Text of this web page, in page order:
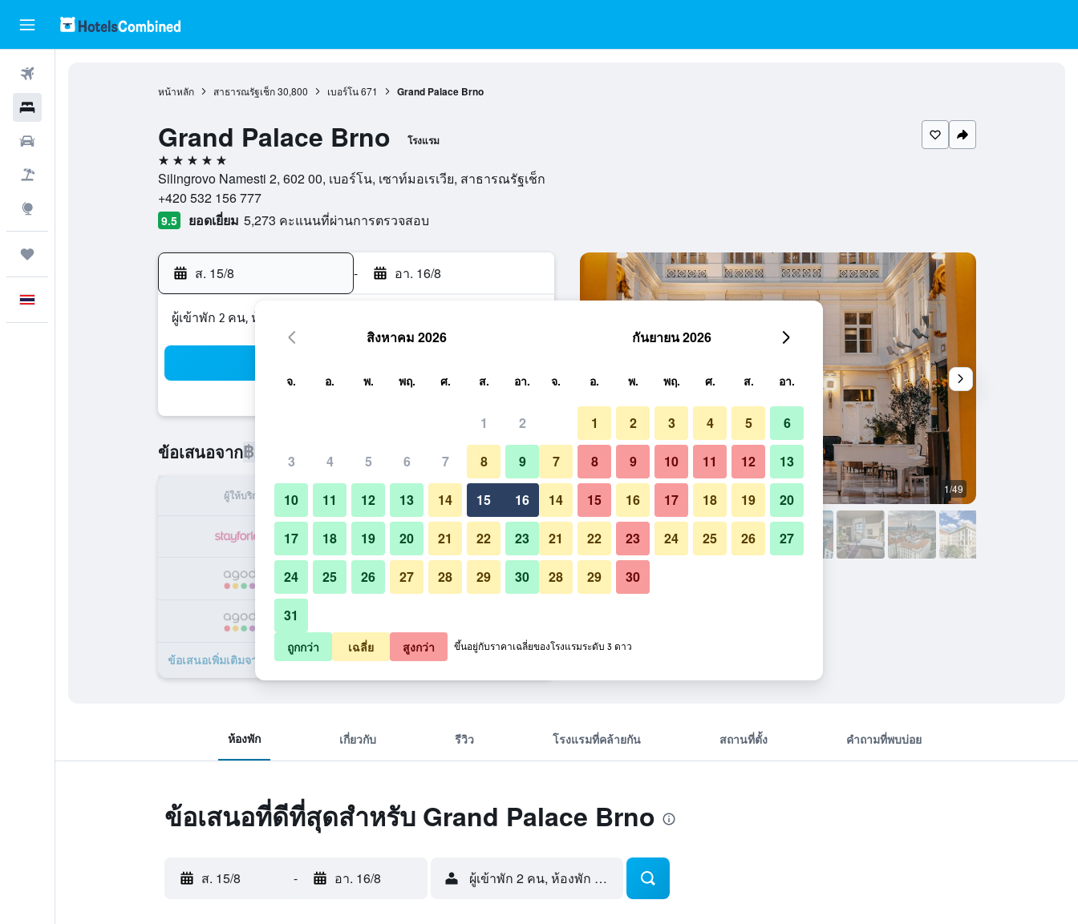
หน้าหลัก สาธารณรัฐเช็ก 30,800 เบอร์โน 671 Grand Palace Brno
Grand Palace Brno โรงแรม
5 ดาว
Silingrovo Namesti 2, 602 00, เบอร์โน, เซาท์มอเรเวีย, สาธารณรัฐเช็ก
+420 532 156 777
9.5 ยอดเยี่ยม 5,273 คะแนนที่ผ่านการตรวจสอบ
ส. 15/8 - อา. 16/8
ผู้เข้าพัก 2 คน, ห้องพัก 1 ห้อง
ข้อเสนอจาก฿2,197
ผู้ให้บริการ ทั้งหมด (ต่อคืน)
฿2,197 เช็คดีล
฿3,626 เช็คดีล
ข้อเสนอเพิ่มเติมจาก Grand Palace Brno 47 รายการ
ล็อบบี้ 1/49
รูปภาพของ Grand Palace Brno
ห้องพัก เกี่ยวกับ รีวิว โรงแรมที่คล้ายกัน สถานที่ตั้ง คำถามที่พบบ่อย
ข้อเสนอที่ดีที่สุดสำหรับ Grand Palace Brno
ส. 15/8 - อา. 16/8 ผู้เข้าพัก 2 คน, ห้องพัก 1 ห้อง
สิงหาคม 2026
จ. อ. พ. พฤ. ศ. ส. อา.
1 2
3 4 5 6 7 8 9
10 11 12 13 14 15 16
17 18 19 20 21 22 23
24 25 26 27 28 29 30
31
กันยายน 2026
จ. อ. พ. พฤ. ศ. ส. อา.
1 2 3 4 5 6
7 8 9 10 11 12 13
14 15 16 17 18 19 20
21 22 23 24 25 26 27
28 29 30
ถูกกว่า เฉลี่ย สูงกว่า ขึ้นอยู่กับราคาเฉลี่ยของโรงแรมระดับ 3 ดาว